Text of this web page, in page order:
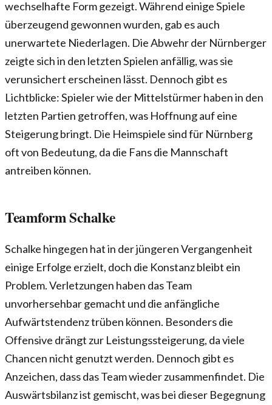
wechselhafte Form gezeigt. Während einige Spiele
überzeugend gewonnen wurden, gab es auch
unerwartete Niederlagen. Die Abwehr der Nürnberger
zeigte sich in den letzten Spielen anfällig, was sie
verunsichert erscheinen lässt. Dennoch gibt es
Lichtblicke: Spieler wie der Mittelstürmer haben in den
letzten Partien getroffen, was Hoffnung auf eine
Steigerung bringt. Die Heimspiele sind für Nürnberg
oft von Bedeutung, da die Fans die Mannschaft
antreiben können.
Teamform Schalke
Schalke hingegen hat in der jüngeren Vergangenheit
einige Erfolge erzielt, doch die Konstanz bleibt ein
Problem. Verletzungen haben das Team
unvorhersehbar gemacht und die anfängliche
Aufwärtstendenz trüben können. Besonders die
Offensive drängt zur Leistungssteigerung, da viele
Chancen nicht genutzt werden. Dennoch gibt es
Anzeichen, dass das Team wieder zusammenfindet. Die
Auswärtsbilanz ist gemischt, was bei dieser Begegnung